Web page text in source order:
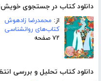
دانلود کتاب در جستجوی
از: محمدرضا زادهوش
کتاب‌های روانشناسی
۷۲ صفحه
دانلود کتاب تحلیل و بررسی